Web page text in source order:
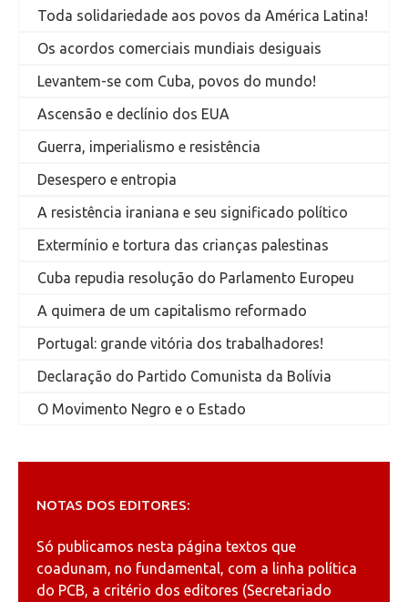
Toda solidariedade aos povos da América Latina!
Os acordos comerciais mundiais desiguais
Levantem-se com Cuba, povos do mundo!
Ascensão e declínio dos EUA
Guerra, imperialismo e resistência
Desespero e entropia
A resistência iraniana e seu significado político
Extermínio e tortura das crianças palestinas
Cuba repudia resolução do Parlamento Europeu
A quimera de um capitalismo reformado
Portugal: grande vitória dos trabalhadores!
Declaração do Partido Comunista da Bolívia
O Movimento Negro e o Estado
NOTAS DOS EDITORES:
Só publicamos nesta página textos que
coadunam, no fundamental, com a linha política
do PCB, a critério dos editores (Secretariado